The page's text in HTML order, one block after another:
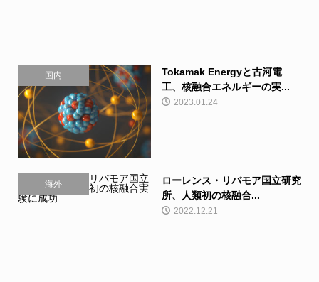
国内
Tokamak Energyと古河電
工、核融合エネルギーの実...
2023.01.24
海外
ローレンス・リバモア国立研究
所、人類初の核融合...
2022.12.21